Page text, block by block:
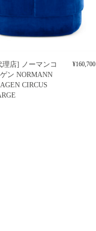
理店] ノーマンコ
ン NORMANN
CIRCUS
¥160,700